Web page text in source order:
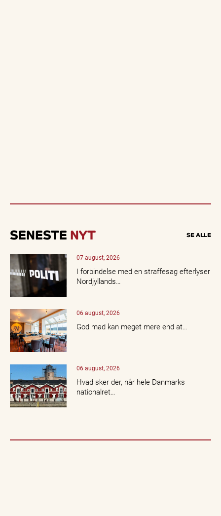
SENESTE NYT SE ALLE
07 august, 2026
I forbindelse med en straffesag efterlyser
Nordjyllands…
06 august, 2026
God mad kan meget mere end at…
06 august, 2026
Hvad sker der, når hele Danmarks
nationalret…